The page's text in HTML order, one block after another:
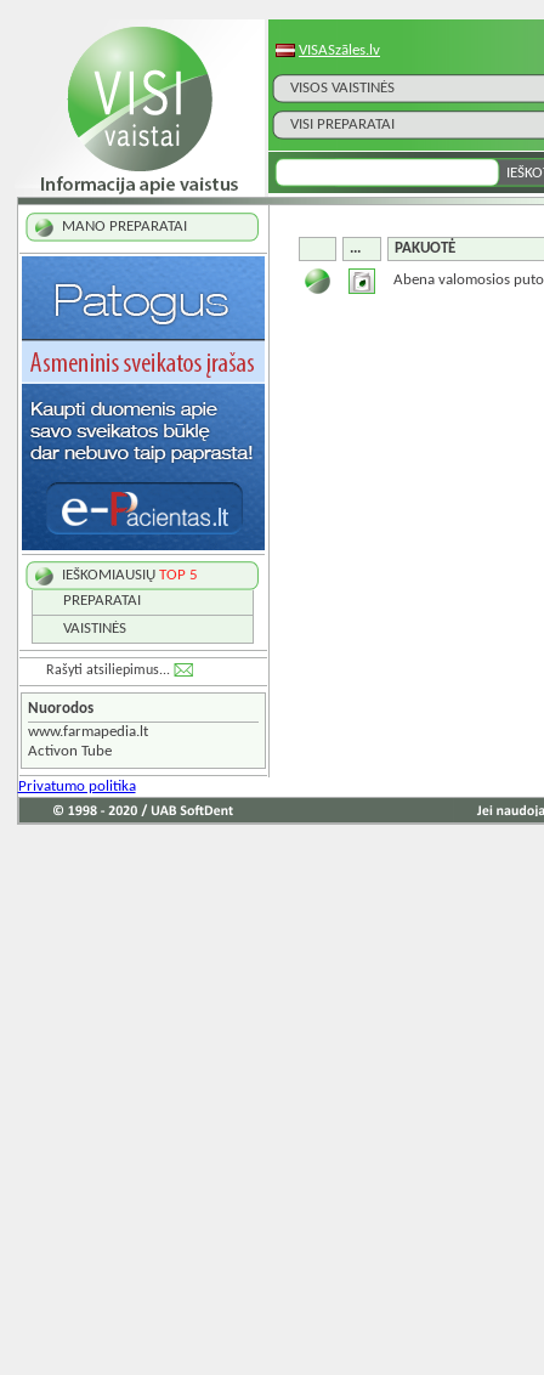
VISASzāles.lv
VISOS VAISTINĖS
VISI PREPARATAI
MANO PREPARATAI
IEŠKOMIAUSIŲ TOP 5
PREPARATAI
VAISTINĖS
Rašyti atsiliepimus...
Nuorodos
www.farmapedia.lt
Activon Tube
...
PAKUOTĖ
Abena valomosios
Privatumo politika